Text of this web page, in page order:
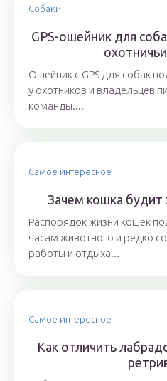
Собаки
GPS-ошейник для
Ошейник с GPS для собак
у охотников и владельцев
команды....
Самое интересное
Зачем кошка будит
Распорядок жизни кошек
часам животного и редко
работы и отдыха...
Самое интересное
Как отличить